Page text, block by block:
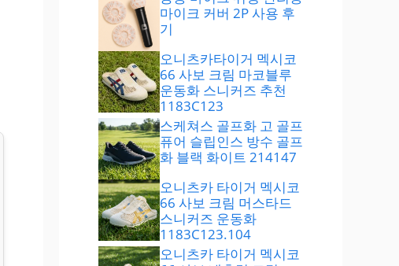
마이크 커버 2P 사용 후
기
오니츠카타이거 멕시코
66 사보 크림 마코블루
운동화 스니커즈 추천
1183C123
스케쳐스 골프화 고 골프
퓨어 슬립인스 방수 골프
화 블랙 화이트 214147
오니츠카 타이거 멕시코
66 사보 크림 머스타드
스니커즈 운동화
1183C123.104
오니츠카 타이거 멕시코